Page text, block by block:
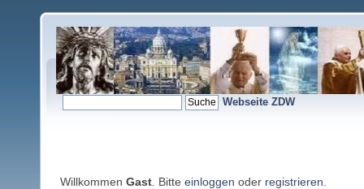
Webseite ZDW
Willkommen Gast . Bitte einloggen oder registrieren